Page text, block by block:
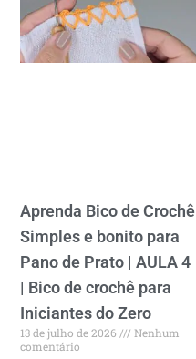
Aprenda Bico de Crochê
Simples e bonito para
Pano de Prato | AULA 4
| Bico de crochê para
Iniciantes do Zero
13 de julho de 2026
Nenhum
comentário